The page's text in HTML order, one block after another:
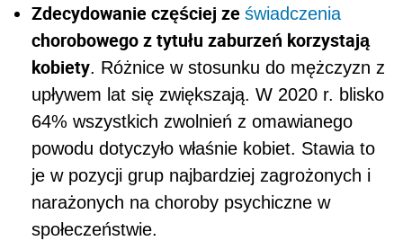
Zdecydowanie częściej ze świadczenia
chorobowego z tytułu zaburzeń korzystają
kobiety. Różnice w stosunku do mężczyzn z
upływem lat się zwiększają. W 2020 r. blisko
64% wszystkich zwolnień z omawianego
powodu dotyczyło właśnie kobiet. Stawia to
je w pozycji grup najbardziej zagrożonych i
narażonych na choroby psychiczne w
społeczeństwie.